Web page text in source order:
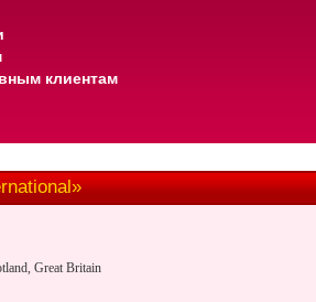
клиентам
Great Britain